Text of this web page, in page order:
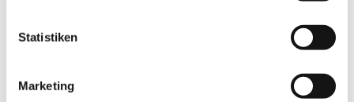
Statistiken
Marketing